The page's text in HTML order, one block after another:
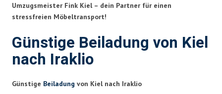
Umzugsmeister Fink Kiel – dein Partner für einen
stressfreien Möbeltransport!
Günstige Beiladung von Kiel
nach Iraklio
Günstige Beiladung von Kiel nach Iraklio